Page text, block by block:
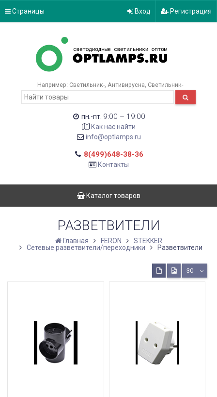
Страницы Вход Регистрация
Например: Светильник- Антивирусна Светильник-
пн.-пт. 9:00 – 19:00
Как нас найти
info@optlamps.ru
8(499)648-38-36
Контакты
Каталог товаров
РАЗВЕТВИТЕЛИ
Главная FERON
STEKKER
Сетевые разветвители/переходники
Разветвители
30